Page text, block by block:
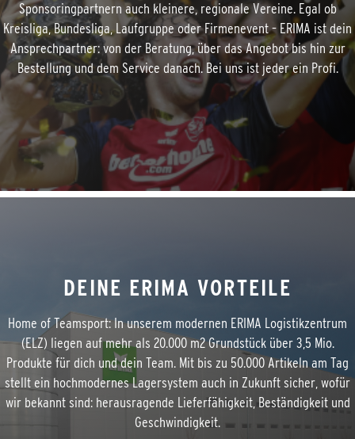
Sponsoringpartnern auch kleinere, regionale Vereine. Egal ob
Kreisliga, Bundesliga, Laufgruppe oder Firmenevent – ERIMA ist dein
Ansprechpartner: von der Beratung, über das Angebot bis hin zur
Bestellung und dem Service danach. Bei uns ist jeder ein Profi.
DEINE ERIMA VORTEILE
Home of Teamsport: In unserem modernen ERIMA Logistikzentrum
(ELZ) liegen auf mehr als 20.000 m2 Grundstück über 3,5 Mio.
Produkte für dich und dein Team. Mit bis zu 50.000 Artikeln am Tag
stellt ein hochmodernes Lagersystem auch in Zukunft sicher, wofür
wir bekannt sind: herausragende Lieferfähigkeit, Beständigkeit und
Geschwindigkeit.